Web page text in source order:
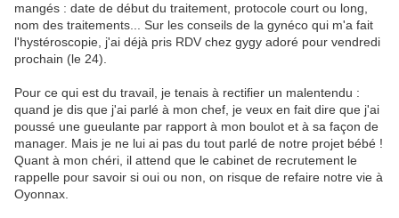
mangés : date de début du traitement, protocole court ou long,
nom des traitements... Sur les conseils de la gynéco qui m'a fait
l'hystéroscopie, j'ai déjà pris RDV chez gygy adoré pour vendredi
prochain (le 24).
Pour ce qui est du travail, je tenais à rectifier un malentendu :
quand je dis que j'ai parlé à mon chef, je veux en fait dire que j'ai
poussé une gueulante par rapport à mon boulot et à sa façon de
manager. Mais je ne lui ai pas du tout parlé de notre projet bébé !
Quant à mon chéri, il attend que le cabinet de recrutement le
rappelle pour savoir si oui ou non, on risque de refaire notre vie à
Oyonnax.